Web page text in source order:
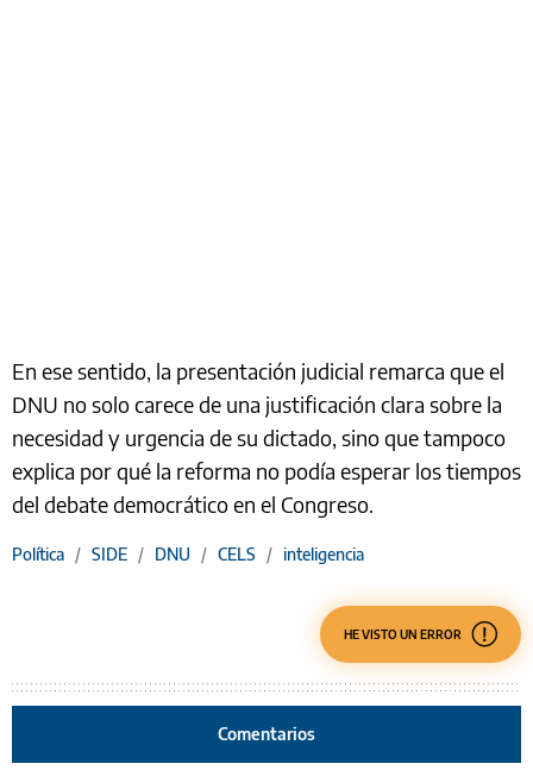
En ese sentido, la presentación judicial remarca que el
DNU no solo carece de una justificación clara sobre la
necesidad y urgencia de su dictado, sino que tampoco
explica por qué la reforma no podía esperar los tiempos
del debate democrático en el Congreso.
Política / SIDE / DNU / CELS / inteligencia
HE VISTO UN ERROR
Comentarios